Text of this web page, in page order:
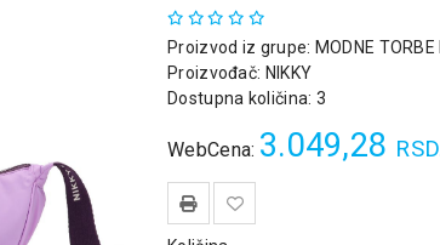
Proizvod iz grupe: MODNE TORBE
Proizvođač: NIKKY
Dostupna količina: 3
WebCena: 3.049,28